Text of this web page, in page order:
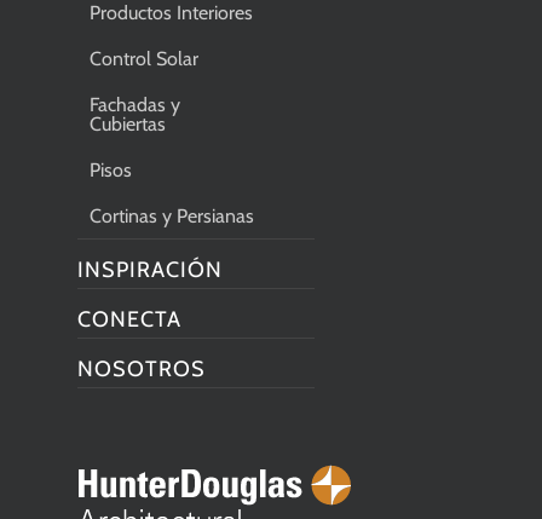
Productos Interiores
Control Solar
Fachadas y
Cubiertas
Pisos
Cortinas y Persianas
INSPIRACIÓN
CONECTA
NOSOTROS